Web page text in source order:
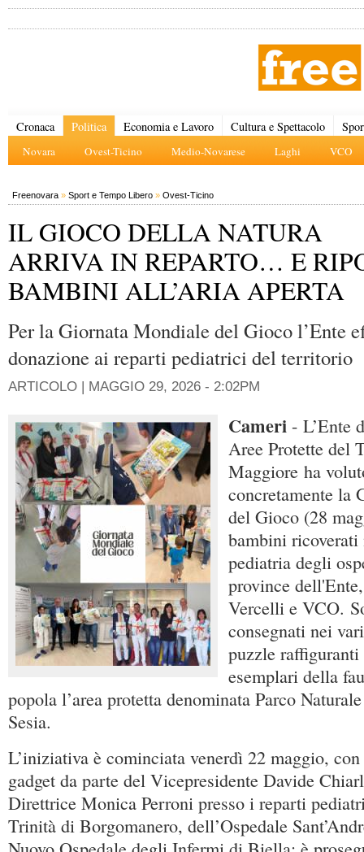
Cronaca Politica
Novara Ovest-Ticino Medio-Novarese Laghi VCO
Economia e Lavoro Cultura e Spettacolo
Freenovara » Sport e Tempo Libero » Ovest-Ticino
IL GIOCO DELLA NATURA
ARRIVA IN REPARTO… E
BAMBINI ALL’ARIA APERTA
Per la Giornata Mondiale del Gioco l’Ente
donazione ai reparti pediatrici del territorio
ARTICOLO | MAGGIO 29, 2026 - 2:02PM
Cameri - L’Ente
Aree Protette del
Maggiore ha
concretamente la
del Gioco (28
bambini
pediatria degli
province
Vercelli e VCO.
consegnati nei
puzzle
esemplari della
popola l’area protetta denominata Parco
Sesia.
L’iniziativa è cominciata venerdì 22 maggio,
gadget da parte del Vicepresidente Davide
Direttrice Monica Perroni presso i reparti
Trinità di Borgomanero, dell’Ospedale